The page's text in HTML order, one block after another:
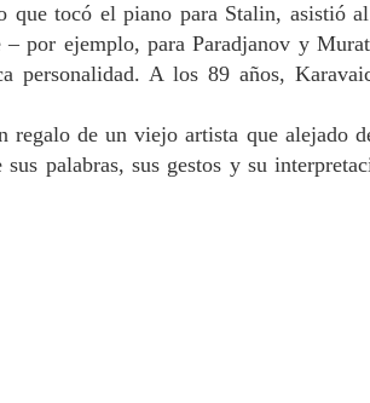
tocó el piano para Stalin, asistió
por ejemplo, para Paradjanov y
A los 89 años,
regalo de un viejo artista que alejado
palabras, sus gestos y su